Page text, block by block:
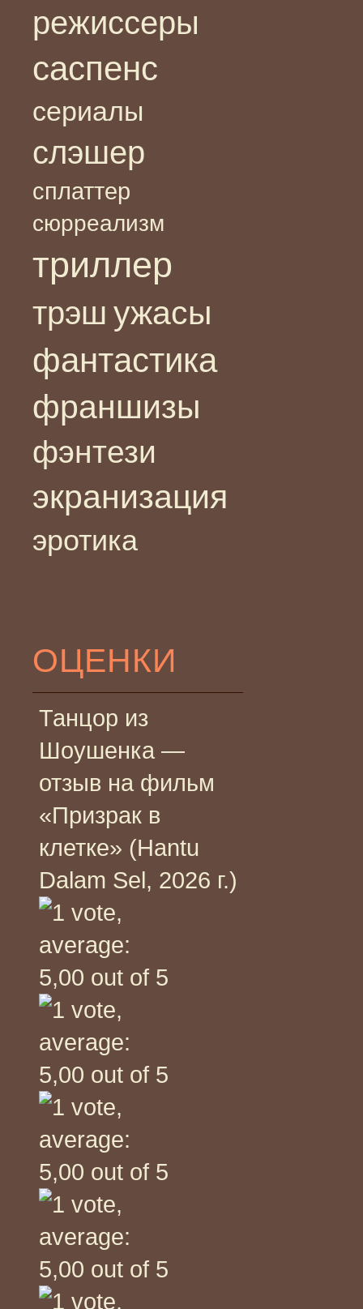
режиссеры
саспенс
сериалы
слэшер
сплаттер
сюрреализм
триллер
трэш ужасы
фантастика
франшизы
фэнтези
экранизация
эротика
ОЦЕНКИ
Танцор из
Шоушенка —
отзыв на фильм
«Призрак в
клетке» (Hantu
Dalam Sel, 2026 г.)